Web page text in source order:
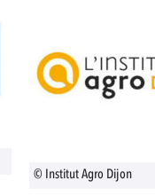
© Institut Agro Dijon